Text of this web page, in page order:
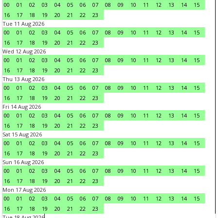
00
01 02 03 04 05 06 07 08 09 10 11 12 13 14
15
16
17 18 19 20 21 22
23
Tue 11 Aug 2026
00
01 02 03 04 05 06 07 08 09 10 11 12 13 14
15
16
17 18 19 20 21 22
23
Wed 12 Aug 2026
00
01 02 03 04 05 06 07 08 09 10 11 12 13 14
15
16
17 18 19 20 21 22
23
Thu 13 Aug 2026
00
01 02 03 04 05 06 07 08 09 10 11 12 13 14
15
16
17 18 19 20 21 22
23
Fri 14 Aug 2026
00
01 02 03 04 05 06 07 08 09 10 11 12 13 14
15
16
17 18 19 20 21 22
23
Sat 15 Aug 2026
00
01 02 03 04 05 06 07 08 09 10 11 12 13 14
15
16
17 18 19 20 21 22
23
Sun 16 Aug 2026
00
01 02 03 04 05 06 07 08 09 10 11 12 13 14
15
16
17 18 19 20 21 22
23
Mon 17 Aug 2026
00
01 02 03 04 05 06 07 08 09 10 11 12 13 14
15
16
17 18 19 20 21 22
23